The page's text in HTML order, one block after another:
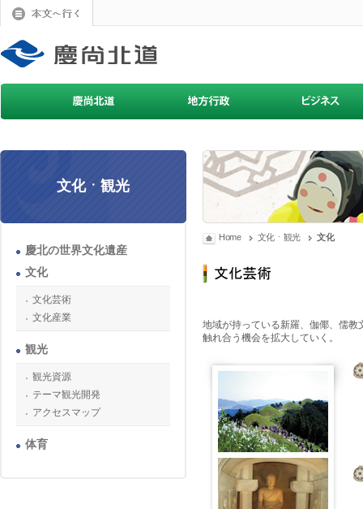
文化ㆍ観光
慶北の世界文化遺産
文化
文化芸術
文化産業
観光
観光資源
テーマ観光開発
アクセスマップ
体育
Home 文化ㆍ観光 文化
地域が持っている新羅、伽倻、儒
触れ合う機会を拡大していく。